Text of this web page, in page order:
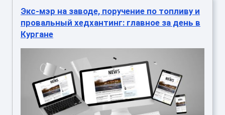
Экс-мэр на заводе, поручение по топливу и
провальный хедхантинг: главное за день в
Кургане